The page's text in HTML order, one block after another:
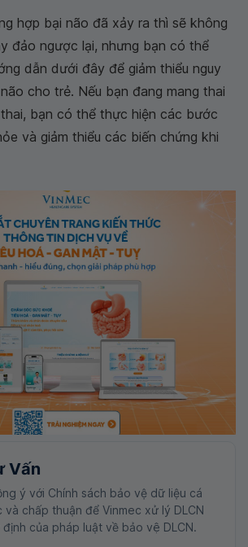
hợp bại não đã xảy ra thì sẽ không
đảo ngược lại, nhưng bạn có thể
dẫn dưới đây để giảm thiểu nguy
cho trẻ. Nếu bạn đang mang thai
bạn có thể thực hiện các bước
và giảm thiểu các biến chứng khi
Vấn
ý với Chính sách bảo vệ dữ liệu cá
và chấp thuận để Vinmec xử lý DLCN
của pháp luật về bảo vệ DLCN.